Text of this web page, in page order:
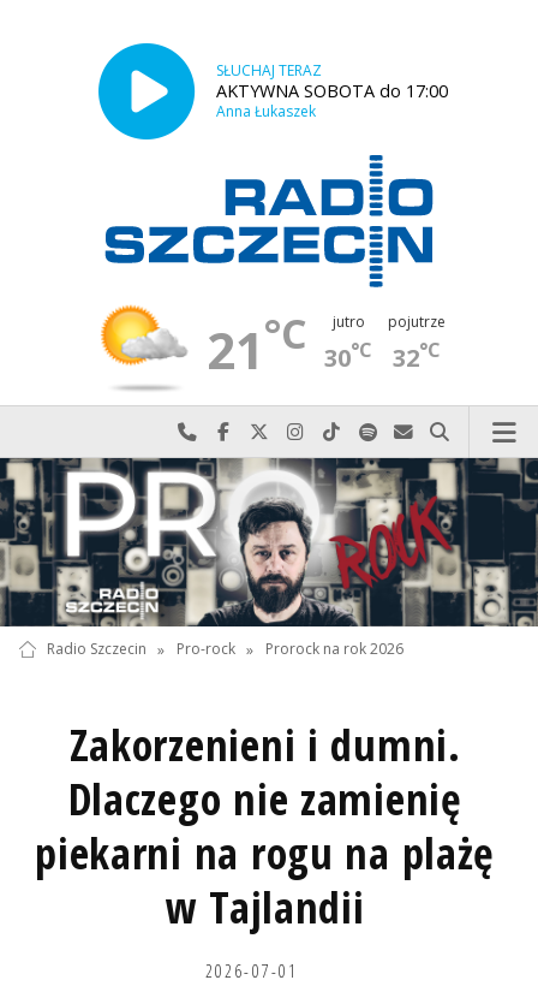
SŁUCHAJ TERAZ
AKTYWNA SOBOTA do 17:00
Anna Łukaszek
21°C jutro
30°C
pojutrze
32°C
Najlepiej po prostu do nas zadzwoń
Odwiedź nas na Facebook-u
Odwiedź nas na X
Odwiedź nas na Instagram-ie
Odwiedź nas na TikTok-u
Szukaj nas na Spotify
Wyślij do nas
Szukaj
Radio Szczecin » Pro-rock » Prorock na rok 2026
Zakorzenieni i dumni.
Dlaczego nie zamienię
piekarni na rogu na plażę
w Tajlandii
2026-07-01